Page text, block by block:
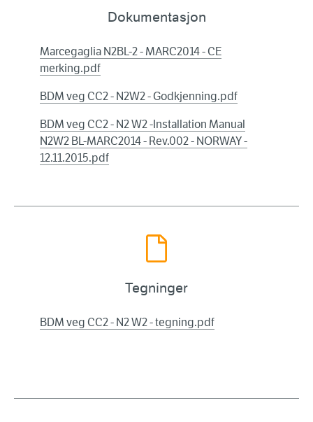
Dokumentasjon
Marcegaglia N2BL-2 - MARC2014 - CE
merking.pdf
BDM veg CC2 - N2W2 - Godkjenning.pdf
BDM veg CC2 - N2 W2 -Installation Manual
N2W2 BL-MARC2014 - Rev.002 - NORWAY -
12.11.2015.pdf
Tegninger
BDM veg CC2 - N2 W2 - tegning.pdf